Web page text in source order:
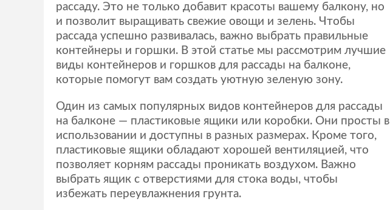
рассаду. Это не только добавит красоты вашему балкону, но
и позволит выращивать свежие овощи и зелень. Чтобы
рассада успешно развивалась, важно выбрать правильные
контейнеры и горшки. В этой статье мы рассмотрим лучшие
виды контейнеров и горшков для рассады на балконе,
которые помогут вам создать уютную зеленую зону.
Один из самых популярных видов контейнеров для рассады
на балконе — пластиковые ящики или коробки. Они просты в
использовании и доступны в разных размерах. Кроме того,
пластиковые ящики обладают хорошей вентиляцией, что
позволяет корням рассады проникать воздухом. Важно
выбрать ящик с отверстиями для стока воды, чтобы
избежать переувлажнения грунта.